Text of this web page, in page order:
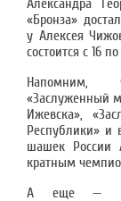
Александра
«Бронза»
у Алексея
состоится с 16
Напомним,
«Заслуженный
Ижевска»,
Республики» и
шашек России
кратным
А еще —